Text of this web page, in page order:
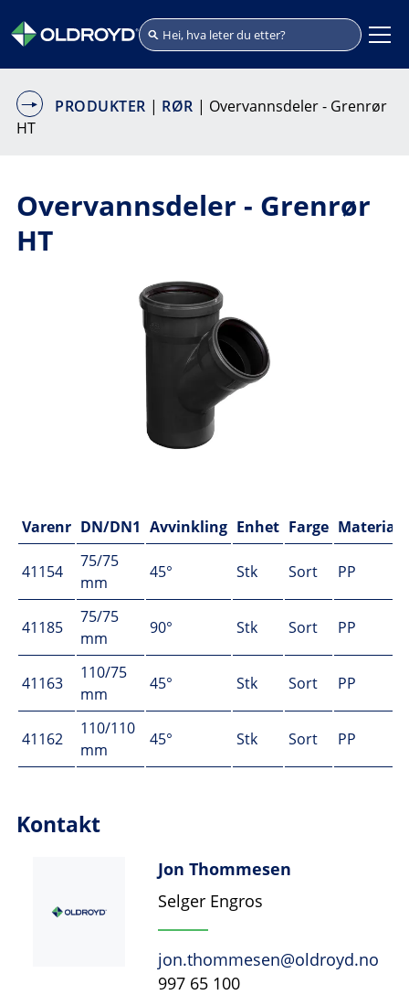
PRODUKTER | RØR | Overvannsdeler - Grenrør
HT
Overvannsdeler - Grenrør
HT
Varenr DN/DN1 Avvinkling Enhet Farge Materiale
41154
75/75
mm
45° Stk Sort PP
41185
75/75
mm
90° Stk Sort PP
41163
110/75
mm
45° Stk Sort PP
41162
110/110
mm
45° Stk Sort PP
Kontakt
Jon Thommesen
Selger Engros
jon.thommesen@oldroyd.no
997 65 100